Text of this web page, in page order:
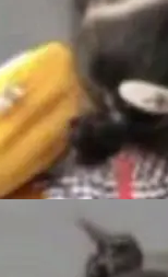
队
与
场
负
续
板
ELI